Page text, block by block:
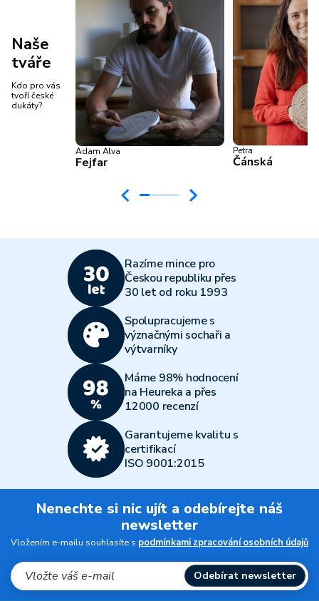
Naše
tváře
Kdo pro vás
tvoří české
dukáty?
Adam Alva
Fejfar
Petra
Čánská
Razíme mince pro
Českou republiku přes
30 let od roku 1993
Spolupracujeme s
význačnými sochaři a
výtvarníky
Máme 98% hodnocení
na Heureka a přes
12000 recenzí
Garantujeme kvalitu s
certifikací
ISO 9001:2015
Nenechte si nic ujít a odebírejte náš
newsletter
Vložením e-mailu souhlasíte s podmínkami zpracování osobních údajů
Odebírat newsletter